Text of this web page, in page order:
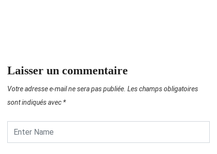
Laisser un commentaire
Votre adresse e-mail ne sera pas publiée. Les champs obligatoires
sont indiqués avec *